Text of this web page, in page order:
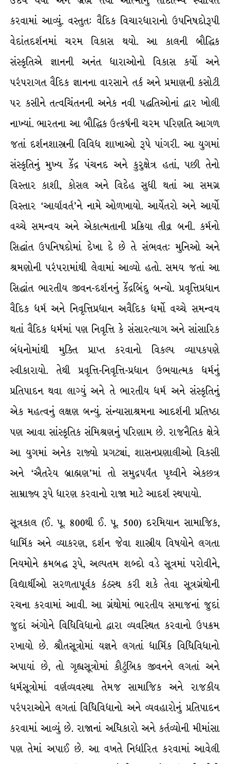
કરવામાં આવ્યું. વસ્તુત: વૈદિક વિચારધારાનો ઉપનિષદોરૂપી
વેદાંતદર્શનમાં ચરમ વિકાસ થયો. આ કાલની બૌદ્ધિક
સંસ્કૃતિએ જ્ઞાનની અનંત ધારાઓનો વિકાસ કર્યો અને
પરંપરાગત વૈદિક જ્ઞાનના વારસાને તર્ક અને પ્રમાણની કસોટી
પર કસીને તત્વચિંતનની અનેક નવી પદ્ધતિઓનાં દ્વાર ખોલી
નાખ્યાં. ભારતના આ બૌદ્ધિક ઉત્કર્ષની ચરમ પરિણતિ આગળ
જતાં દર્શનશાસ્ત્રની વિવિધ શાખાઓ રૂપે પાંગરી. આ યુગમાં
સંસ્કૃતિનું મુખ્ય કેંદ્ર પંચનદ અને કુરુક્ષેત્ર હતાં, પછી તેનો
વિસ્તાર કાશી, કોસલ અને વિદેહ સુધી થતાં આ સમગ્ર
વિસ્તાર ‘આર્યાવર્ત’ને નામે ઓળખાયો. આર્યેતરો અને આર્યો
વચ્ચે સમન્વય અને એકાત્મતાની પ્રક્રિયા તીવ્ર બની. કર્મનો
સિદ્ધાંત ઉપનિષદોમાં દેખા દે છે તે સંભવત: મુનિઓ અને
શ્રમણોની પરંપરામાંથી લેવામાં આવ્યો હતો. સમય જતાં આ
સિદ્ધાંત ભારતીય જીવન-દર્શનનું કેંદ્રબિંદુ બન્યો. પ્રવૃત્તિપ્રધાન
વૈદિક ધર્મ અને નિવૃત્તિપ્રધાન અવૈદિક ધર્મો વચ્ચે સમન્વય
થતાં વૈદિક ધર્મમાં પણ નિવૃત્તિ કે સંસારત્યાગ અને સાંસારિક
બંધનોમાંથી મુક્તિ પ્રાપ્ત કરવાનો વિકલ્પ વ્યાપકપણે
સ્વીકારાયો. તેથી પ્રવૃત્તિ-નિવૃત્તિ-પ્રધાન ઉભયાત્મક ધર્મનું
પ્રતિપાદન થવા લાગ્યું અને તે ભારતીય ધર્મ અને સંસ્કૃતિનું
એક મહત્વનું લક્ષણ બન્યું. સંન્યાસાશ્રમના આદર્શની પ્રતિષ્ઠા
પણ આવા સાંસ્કૃતિક સંમિશ્રણનું પરિણામ છે. રાજનૈતિક ક્ષેત્રે
આ યુગમાં અનેક રાજ્યો પ્રગટ્યાં, શાસનપ્રણાલીઓ વિકસી
અને ‘ઐતરેય બ્રાહ્મણ’માં તો સમુદ્રપર્યંત પૃથ્વીને એકછત્ર
સામ્રાજ્ય રૂપે ધારણ કરવાનો રાજા માટે આદર્શ સ્થપાયો.
સૂત્રકાલ (ઈ. પૂ. 800થી ઈ. પૂ. 500) દરમિયાન સામાજિક,
ધાર્મિક અને વ્યાકરણ, દર્શન જેવા શાસ્ત્રીય વિષયોને લગતા
નિયમોને ક્રમબદ્ધ રૂપે, અલ્પતમ શબ્દો વડે સૂત્રમાં પરોવીને,
વિદ્યાર્થીઓ સરળતાપૂર્વક કંઠસ્થ કરી શકે તેવા સૂત્રગ્રંથોની
રચના કરવામાં આવી. આ ગ્રંથોમાં ભારતીય સમાજનાં જુદાં
જુદાં અંગોને વિધિવિધાનો દ્વારા વ્યવસ્થિત કરવાનો ઉપક્રમ
રખાયો છે. શ્રૌતસૂત્રોમાં યજ્ઞને લગતાં ધાર્મિક વિધિવિધાનો
અપાયાં છે, તો ગૃહ્યસૂત્રોમાં કૌટુંબિક જીવનને લગતાં અને
ધર્મસૂત્રોમાં વર્ણવ્યવસ્થા તેમજ સામાજિક અને રાજકીય
પરંપરાઓને લગતાં વિધિવિધાનો અને વ્યવહારોનું પ્રતિપાદન
કરવામાં આવ્યું છે. રાજાનાં અધિકારો અને કર્તવ્યોની મીમાંસા
પણ તેમાં અપાઈ છે. આ વખતે નિર્ધારિત કરવામાં આવેલી